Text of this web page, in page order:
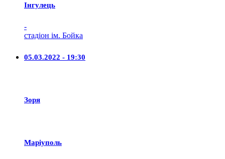
Iнгулець
-
стадіон ім. Бойка
05.03.2022 - 19:30
Зоря
Маріуполь